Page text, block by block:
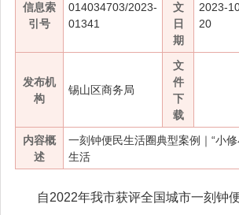
信息索
引号
014034703/2023-
01341
文
日
期
2023-
20
发布机
构
锡山区商务局
文
件
下
载
内容概
述
一刻钟便民生活圈典型案例｜“小
生活
自2022年我市获评全国城市一刻钟